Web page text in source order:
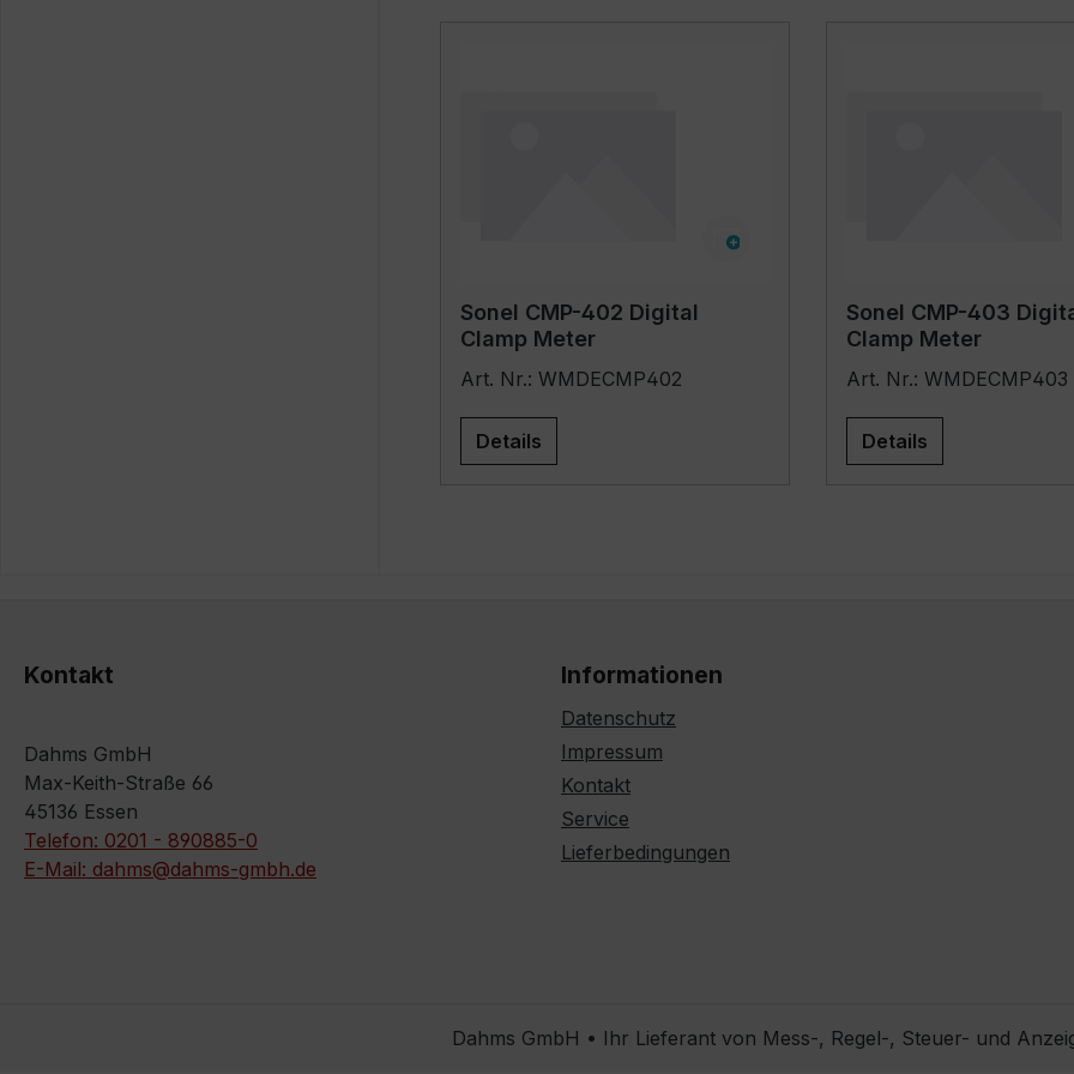
Sonel CMP-402 Digital
Clamp Meter
Art. Nr.: WMDECMP402
Details
Sonel CMP-403
Clamp Meter
Art. Nr.: WMDECMP403
Details
Kontakt
Dahms GmbH
Max-Keith-Straße 66
45136 Essen
Telefon: 0201 - 890885-0
E-Mail: dahms@dahms-gmbh.de
Informationen
Datenschutz
Impressum
Kontakt
Service
Lieferbedingungen
Dahms GmbH • Ihr Lieferant von Mess-, Regel-, Steuer- und